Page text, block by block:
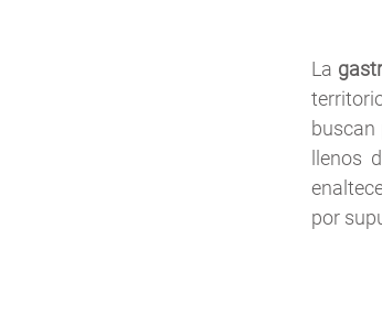
La
llenos
por